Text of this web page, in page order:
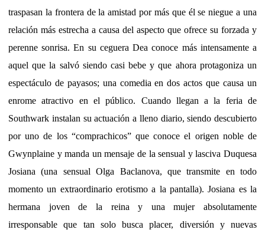
traspasan la frontera de la amistad por más que él se niegue a una
relación más estrecha a causa del aspecto que ofrece su forzada y
perenne sonrisa. En su ceguera Dea conoce más intensamente a
aquel que la salvó siendo casi bebe y que ahora protagoniza un
espectáculo de payasos; una comedia en dos actos que causa un
enrome atractivo en el público. Cuando llegan a la feria de
Southwark instalan su actuación a lleno diario, siendo descubierto
por uno de los “comprachicos” que conoce el origen noble de
Gwynplaine y manda un mensaje de la sensual y lasciva Duquesa
Josiana (una sensual Olga Baclanova, que transmite en todo
momento un extraordinario erotismo a la pantalla). Josiana es la
hermana joven de la reina y una mujer absolutamente
irresponsable que tan solo busca placer, diversión y nuevas